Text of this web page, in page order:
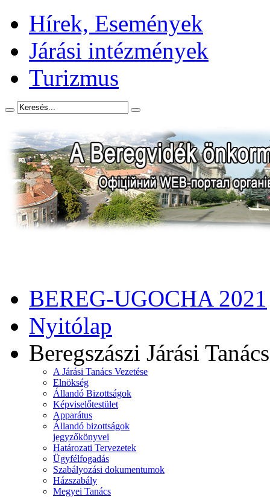
Hírek, Események
Járási intézmények
Turizmus
BEREG-UGOCHA 2021
Nyitólap
Beregszászi Járási Tanács
A Járási Tanács Vezetése
Elnökség
Állandó Bizottságok
Képviselőtestület
Apparátus
Állandó bizottságok
jegyzőkönyvei
Határozati Tervezetek
Ügyfélfogadás
Szabályozási dokumentumok
Házszabály
Megyei Tanács